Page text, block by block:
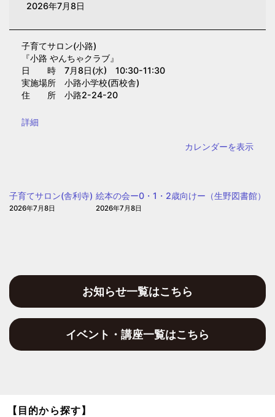
2026年7月8日
子育てサロン(小路)
『小路 やんちゃクラブ』
日 時 7月8日(水) 10:30-11:30
実施場所 小路小学校(西校舎)
住 所 小路2-24-20
{title}
詳細
カレンダーを表示
子育てサロン(舎利寺)
2026年7月8日
絵本の会ー0・1・2歳向けー（生野図書館）
2026年7月8日
お知らせ一覧はこちら
イベント・講座一覧はこちら
【目的から探す】